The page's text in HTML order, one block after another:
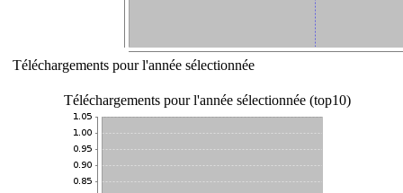
Téléchargements pour l'année sélectionnée
Téléchargements pour l'année sélectionnée (top10)